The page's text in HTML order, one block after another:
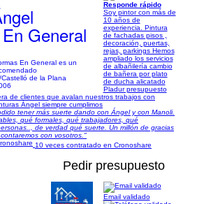
General
de la Plana
Responde rápido
Soy pintor con más de
10 años de
experiencia. Pintura
de fachadas pisos ,
decoración, puertas,
rejas, parkings Hemos
ampliado los servicios
de albañilería cambio
de bañera por plato
de ducha alicatado
Pladur presupuesto
de clientes que avalan nuestros trabajos con
Ángel siempre cumplimos
tener más suerte dando con Ángel y con Manoli.
qué formales, qué trabajadores, qué
de verdad qué suerte. Un millón de gracias
con vosotros."
10 veces contratado en Cronoshare
Pedir presupuesto
Email validado